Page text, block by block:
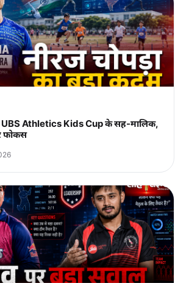
UBS Athletics Kids Cup के सह-मालिक,
फोकस